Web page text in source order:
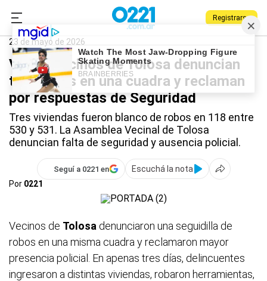
Registrarse
0221.com.ar
Tolosa
23 de mayo de 2026
Video: vecinos de Tolosa denuncian
tres robos en una cuadra y reclaman
por respuestas de Seguridad
Tres viviendas fueron blanco de robos en 118 entre
530 y 531. La Asamblea Vecinal de Tolosa
denuncian falta de seguridad y ausencia policial.
Seguí a 0221 en
Escuchá la nota
Por 0221
Vecinos de Tolosa denunciaron una seguidilla de
robos en una misma cuadra y reclamaron mayor
presencia policial. En apenas tres días, delincuentes
ingresaron a distintas viviendas, robaron herramientas,